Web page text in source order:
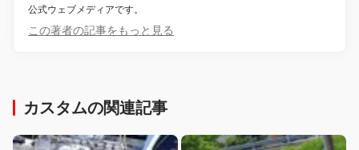
公式ウェブメディアです。
この著者の記事をもっと見る
カスタムの関連記事